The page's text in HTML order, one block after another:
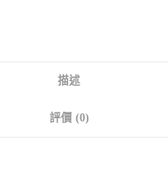
描述
評價 (0)